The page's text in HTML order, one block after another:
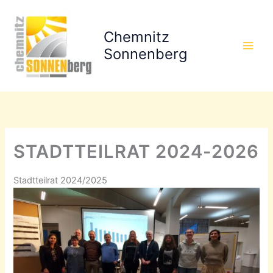
Inhalt
springen
Chemnitz
Sonnenberg
STADTTEILRAT 2024-2026
Stadtteilrat 2024/2025